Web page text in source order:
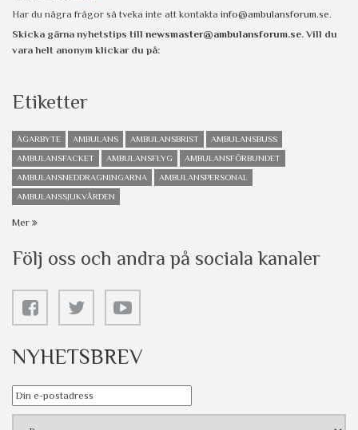
Har du några frågor så tveka inte att kontakta info@ambulansforum.se.
Skicka gärna nyhetstips till newsmaster@ambulansforum.se. Vill du
vara helt anonym klickar du på:
Etiketter
ÄGARBYTE AMBULANS AMBULANSBRIST
AMBULANSBUSS
AMBULANSFACKET
AMBULANSFLYG
AMBULANSFÖRBUNDET
AMBULANSNEDDRAGNINGARNA
AMBULANSPERSONAL
AMBULANSSJUKVÅRDEN
Mer
Följ oss och andra på sociala kanaler
NYHETSBREV